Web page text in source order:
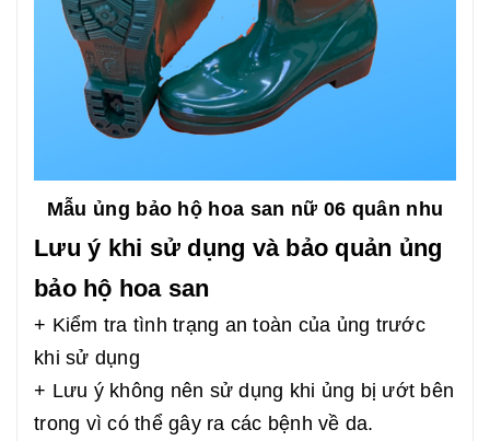
Mẫu ủng bảo hộ hoa san nữ 06 quân nhu
Lưu ý khi sử dụng và bảo quản ủng
bảo hộ hoa san
+ Kiểm tra tình trạng an toàn của ủng trước
khi sử dụng
+ Lưu ý không nên sử dụng khi ủng bị ướt bên
trong vì có thể gây ra các bệnh về da.